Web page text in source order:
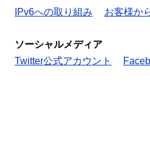
IPv6への取り組み
お客様か
ソーシャルメディア
Twitter公式アカウント